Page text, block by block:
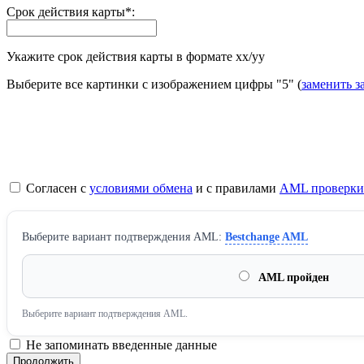
Срок действия карты*:
Укажите срок действия карты в формате хх/yy
Выберите все картинки с изображением цифры "5" (заменить
Согласен с условиями обмена и с правилами AML проверки
Выберите вариант подтверждения AML: Bestchange AML
AML пройден
Выберите вариант подтверждения AML.
Не запоминать введенные данные